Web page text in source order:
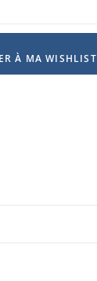
À MA WISHLIST